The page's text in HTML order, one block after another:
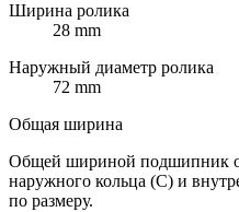
Ширина ролика
28 mm
Наружный диаметр ролика
72 mm
Общая ширина
Общей шириной подшипник
наружного кольца (C) и
по размеру.